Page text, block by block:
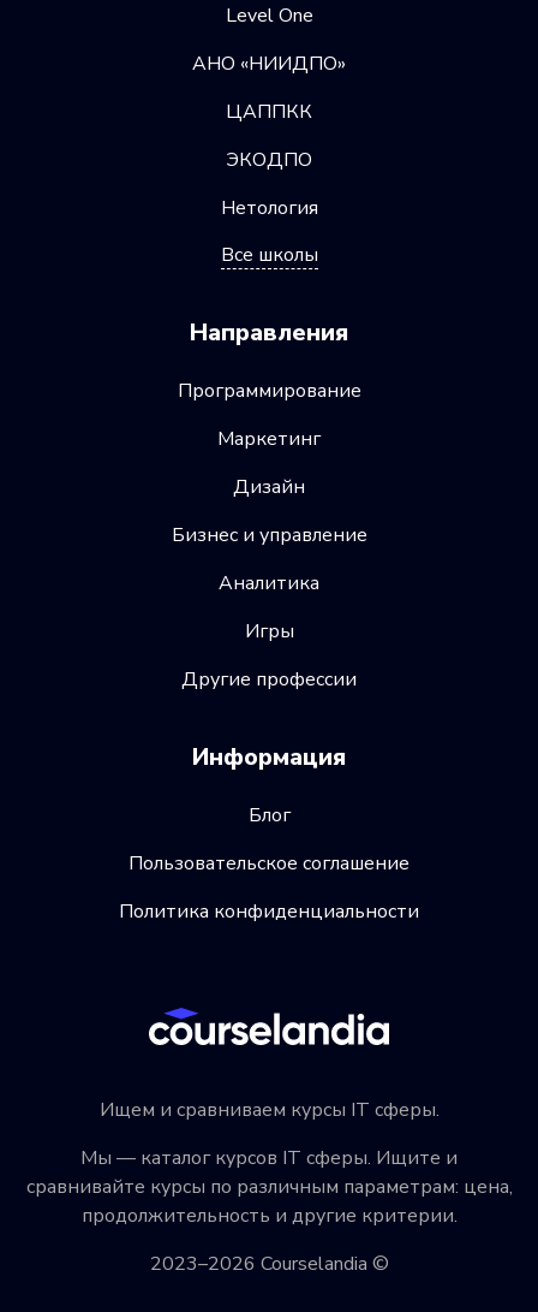
Ищем и сравниваем курсы IT сферы.
Мы — каталог курсов IT сферы. Ищите и
сравнивайте курсы по различным параметрам: цена,
продолжительность и другие критерии.
2023–2026 Courselandia ©
Level One
АНО «НИИДПО»
ЦАППКК
ЭКОДПО
Нетология
Все школы
Направления
Программирование
Маркетинг
Дизайн
Бизнес и управление
Аналитика
Игры
Другие профессии
Информация
Блог
Пользовательское соглашение
Политика конфиденциальности